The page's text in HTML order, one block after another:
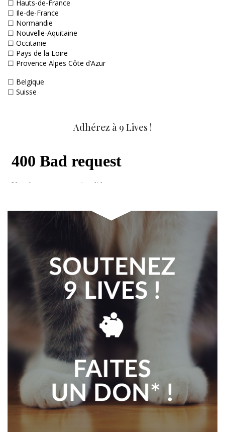
☐ Hauts-de-France
☐ Ile-de-France
☐ Normandie
☐ Nouvelle-Aquitaine
☐ Occitanie
☐ Pays de la Loire
☐ Provence Alpes Côte d’Azur
☐ Belgique
☐ Suisse
Adhérez à 9 Lives !